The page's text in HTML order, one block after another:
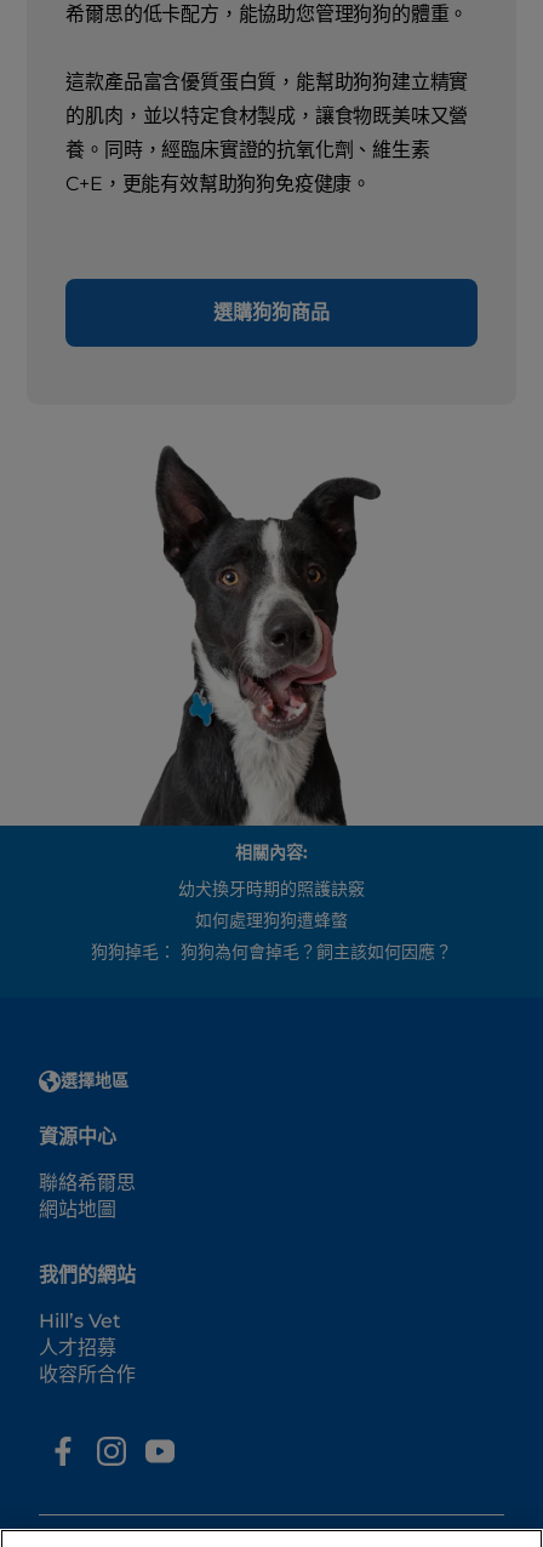
希爾思的低卡配方，能協助您管理狗狗的體重。
這款產品富含優質蛋白質，能幫助狗狗建立精實
的肌肉，並以特定食材製成，讓食物既美味又營
養。同時，經臨床實證的抗氧化劑、維生素
C+E，更能有效幫助狗狗免疫健康。
選購狗狗商品
相關內容:
幼犬換牙時期的照護訣竅
如何處理狗狗遭蜂螫
狗狗掉毛： 狗狗為何會掉毛？飼主該如何因應？
選擇地區
資源中心
聯絡希爾思
網站地圖
我們的網站
Hill’s Vet
人才招募
收容所合作